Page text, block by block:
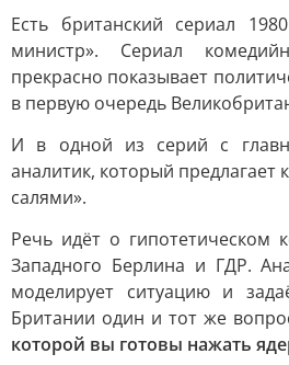
Есть британский сериал
министр». Сериал
прекрасно показывает
в первую очередь
И в одной из серий с
аналитик, который предлагает
салями».
Речь идёт о гипотетическом
Западного Берлина и ГДР.
моделирует ситуацию и
Британии один и тот же
которой вы готовы нажать